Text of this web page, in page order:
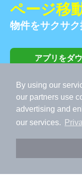
By using our
our partners use
advertising and
our services.
アプリに切り
会員登録なしで
ページ移
物件をサクサク
アプリをダ
条件を変えて候補の
矢切駅
変更する
地図から探す